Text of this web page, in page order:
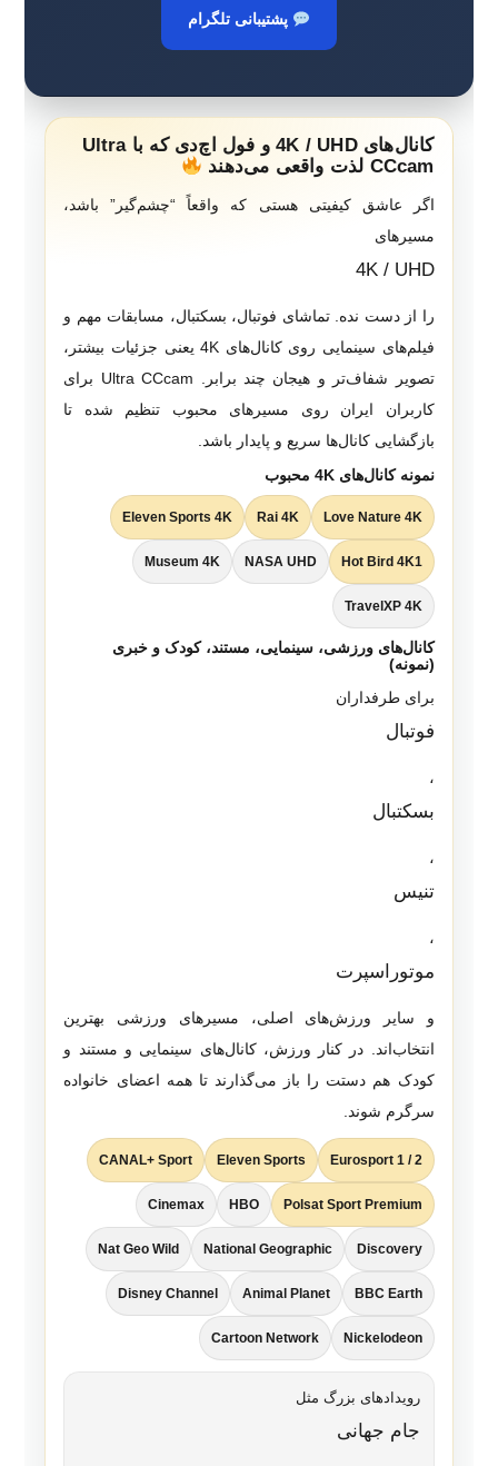
پشتیبانی تلگرام
کانال‌های 4K / UHD و فول اچ‌دی که با Ultra
CCcam لذت واقعی می‌دهند
اگر عاشق کیفیتی هستی که واقعاً “چشم‌گیر” باشد،
مسیرهای
4K / UHD
را از دست نده. تماشای فوتبال، بسکتبال، مسابقات مهم و
فیلم‌های سینمایی روی کانال‌های 4K یعنی جزئیات بیشتر،
تصویر شفاف‌تر و هیجان چند برابر. Ultra CCcam برای
کاربران ایران روی مسیرهای محبوب تنظیم شده تا
بازگشایی کانال‌ها سریع و پایدار باشد.
نمونه کانال‌های 4K محبوب
Love Nature 4K
Rai 4K
Eleven Sports 4K
Hot Bird 4K1
NASA UHD
Museum 4K
TravelXP 4K
کانال‌های ورزشی، سینمایی، مستند، کودک و خبری
(نمونه)
برای طرفداران
فوتبال
،
بسکتبال
،
تنیس
،
موتوراسپرت
و سایر ورزش‌های اصلی، مسیرهای ورزشی بهترین
انتخاب‌اند. در کنار ورزش، کانال‌های سینمایی و مستند و
کودک هم دستت را باز می‌گذارند تا همه اعضای خانواده
سرگرم شوند.
Eurosport 1 / 2
Eleven Sports
CANAL+ Sport
Polsat Sport Premium
HBO
Cinemax
Discovery
National Geographic
Nat Geo Wild
BBC Earth
Animal Planet
Disney Channel
Nickelodeon
Cartoon Network
رویدادهای بزرگ مثل
جام جهانی